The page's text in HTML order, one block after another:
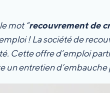
mot “recouvrement de
! La société de
Cette offre d’emploi
un entretien